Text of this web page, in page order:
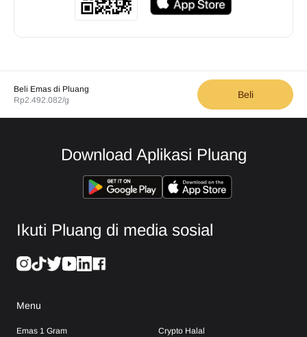
Beli Emas di Pluang
Rp2.492.082/g Beli
Download Aplikasi Pluang
Ikuti Pluang di media sosial
Menu
Emas 1 Gram
Crypto Halal